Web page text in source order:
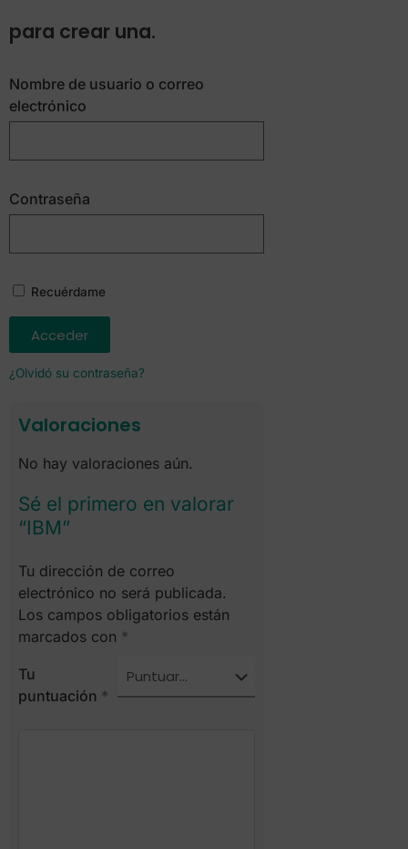
para crear una.
Nombre de usuario o correo
electrónico
Contraseña
Recuérdame
Acceder
¿Olvidó su contraseña?
Valoraciones
No hay valoraciones aún.
Sé el primero en valorar
“IBM”
Tu dirección de correo
electrónico no será publicada.
Los campos obligatorios están
marcados con *
Tu
puntuación *